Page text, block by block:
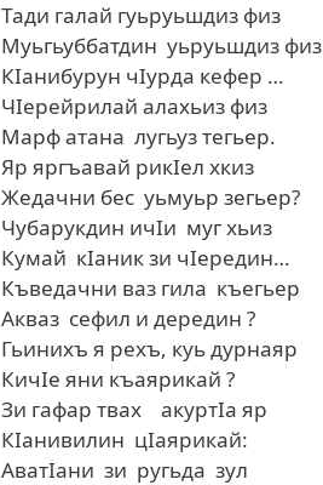
Тади галай гуьруьшдиз физ
Муьгьуббатдин уьруьшдиз физ
КIанибурун чIурда кефер …
ЧIерейрилай алахьиз физ
Марф атана лугьуз тегьер.
Яр яргъавай рикIел хкиз
Жедачни бес уьмуьр зегьер?
Чубарукдин ичIи муг хьиз
Кумай кIаник зи чIередин…
Къведачни ваз гила къегьер
Акваз сефил и дередин ?
Гьинихъ я рехъ, куь дурнаяр
КичIе яни къаярикай ?
Зи гафар твах акуртIа яр
КIанивилин цIаярикай:
АватIани зи ругьда зул